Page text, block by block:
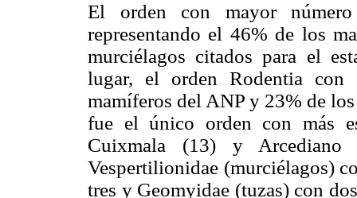
El orden con mayor
representando el 46% de los
murciélagos citados para el
lugar, el orden Rodentia con
mamíferos del ANP y 23% de
fue el único orden con más
Cuixmala (13) y
Vespertilionidae (murciélagos)
tres y Geomyidae (tuzas) con